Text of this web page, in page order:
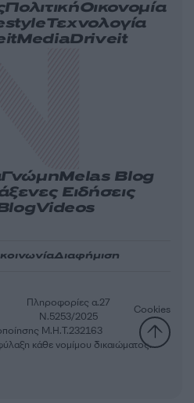
ΠολιτικήΟικονομία
Τεχνολογία
MediaDriveit
ΓνώμηMelas Blog
Ειδήσεις
Videos
Διαφήμιση
Μ.Η.Τ.232163
Πληροφορίες α.27
Ν.5253/2025
Cookies
κάθε νομίμου δικαιώματος.